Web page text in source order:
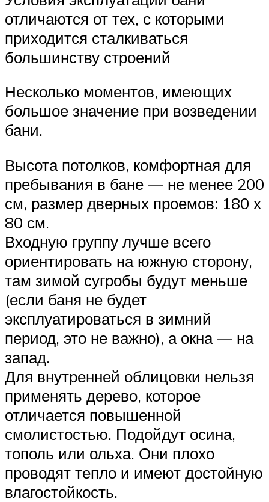
отличаются от тех, с которыми
приходится сталкиваться
большинству строений
Несколько моментов, имеющих
большое значение при возведении
бани.
Высота потолков, комфортная для
пребывания в бане — не менее 200
см, размер дверных проемов: 180 х
80 см.
Входную группу лучше всего
ориентировать на южную сторону,
там зимой сугробы будут меньше
(если баня не будет
эксплуатироваться в зимний
период, это не важно), а окна — на
запад.
Для внутренней облицовки нельзя
применять дерево, которое
отличается повышенной
смолистостью. Подойдут осина,
тополь или ольха. Они плохо
проводят тепло и имеют достойную
влагостойкость.